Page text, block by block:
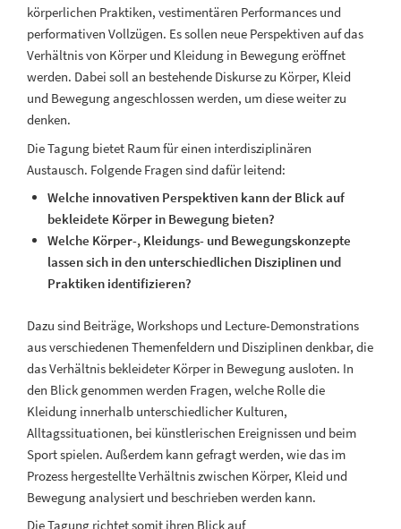
körperlichen Praktiken, vestimentären Performances und
performativen Vollzügen. Es sollen neue Perspektiven auf das
Verhältnis von Körper und Kleidung in Bewegung eröffnet
werden. Dabei soll an bestehende Diskurse zu Körper, Kleid
und Bewegung angeschlossen werden, um diese weiter zu
denken.
Die Tagung bietet Raum für einen interdisziplinären
Austausch. Folgende Fragen sind dafür leitend:
Welche innovativen Perspektiven kann der Blick auf
bekleidete Körper in Bewegung bieten?
Welche Körper-, Kleidungs- und Bewegungskonzepte
lassen sich in den unterschiedlichen Disziplinen und
Praktiken identifizieren?
Dazu sind Beiträge, Workshops und Lecture-Demonstrations
aus verschiedenen Themenfeldern und Disziplinen denkbar, die
das Verhältnis bekleideter Körper in Bewegung ausloten. In
den Blick genommen werden Fragen, welche Rolle die
Kleidung innerhalb unterschiedlicher Kulturen,
Alltagssituationen, bei künstlerischen Ereignissen und beim
Sport spielen. Außerdem kann gefragt werden, wie das im
Prozess hergestellte Verhältnis zwischen Körper, Kleid und
Bewegung analysiert und beschrieben werden kann.
Die Tagung richtet somit ihren Blick auf